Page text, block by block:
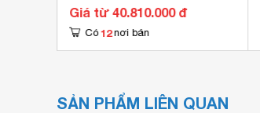
Giá từ 40.810.000 đ
Có 12 nơi bán
SẢN PHẨM LIÊN QUAN